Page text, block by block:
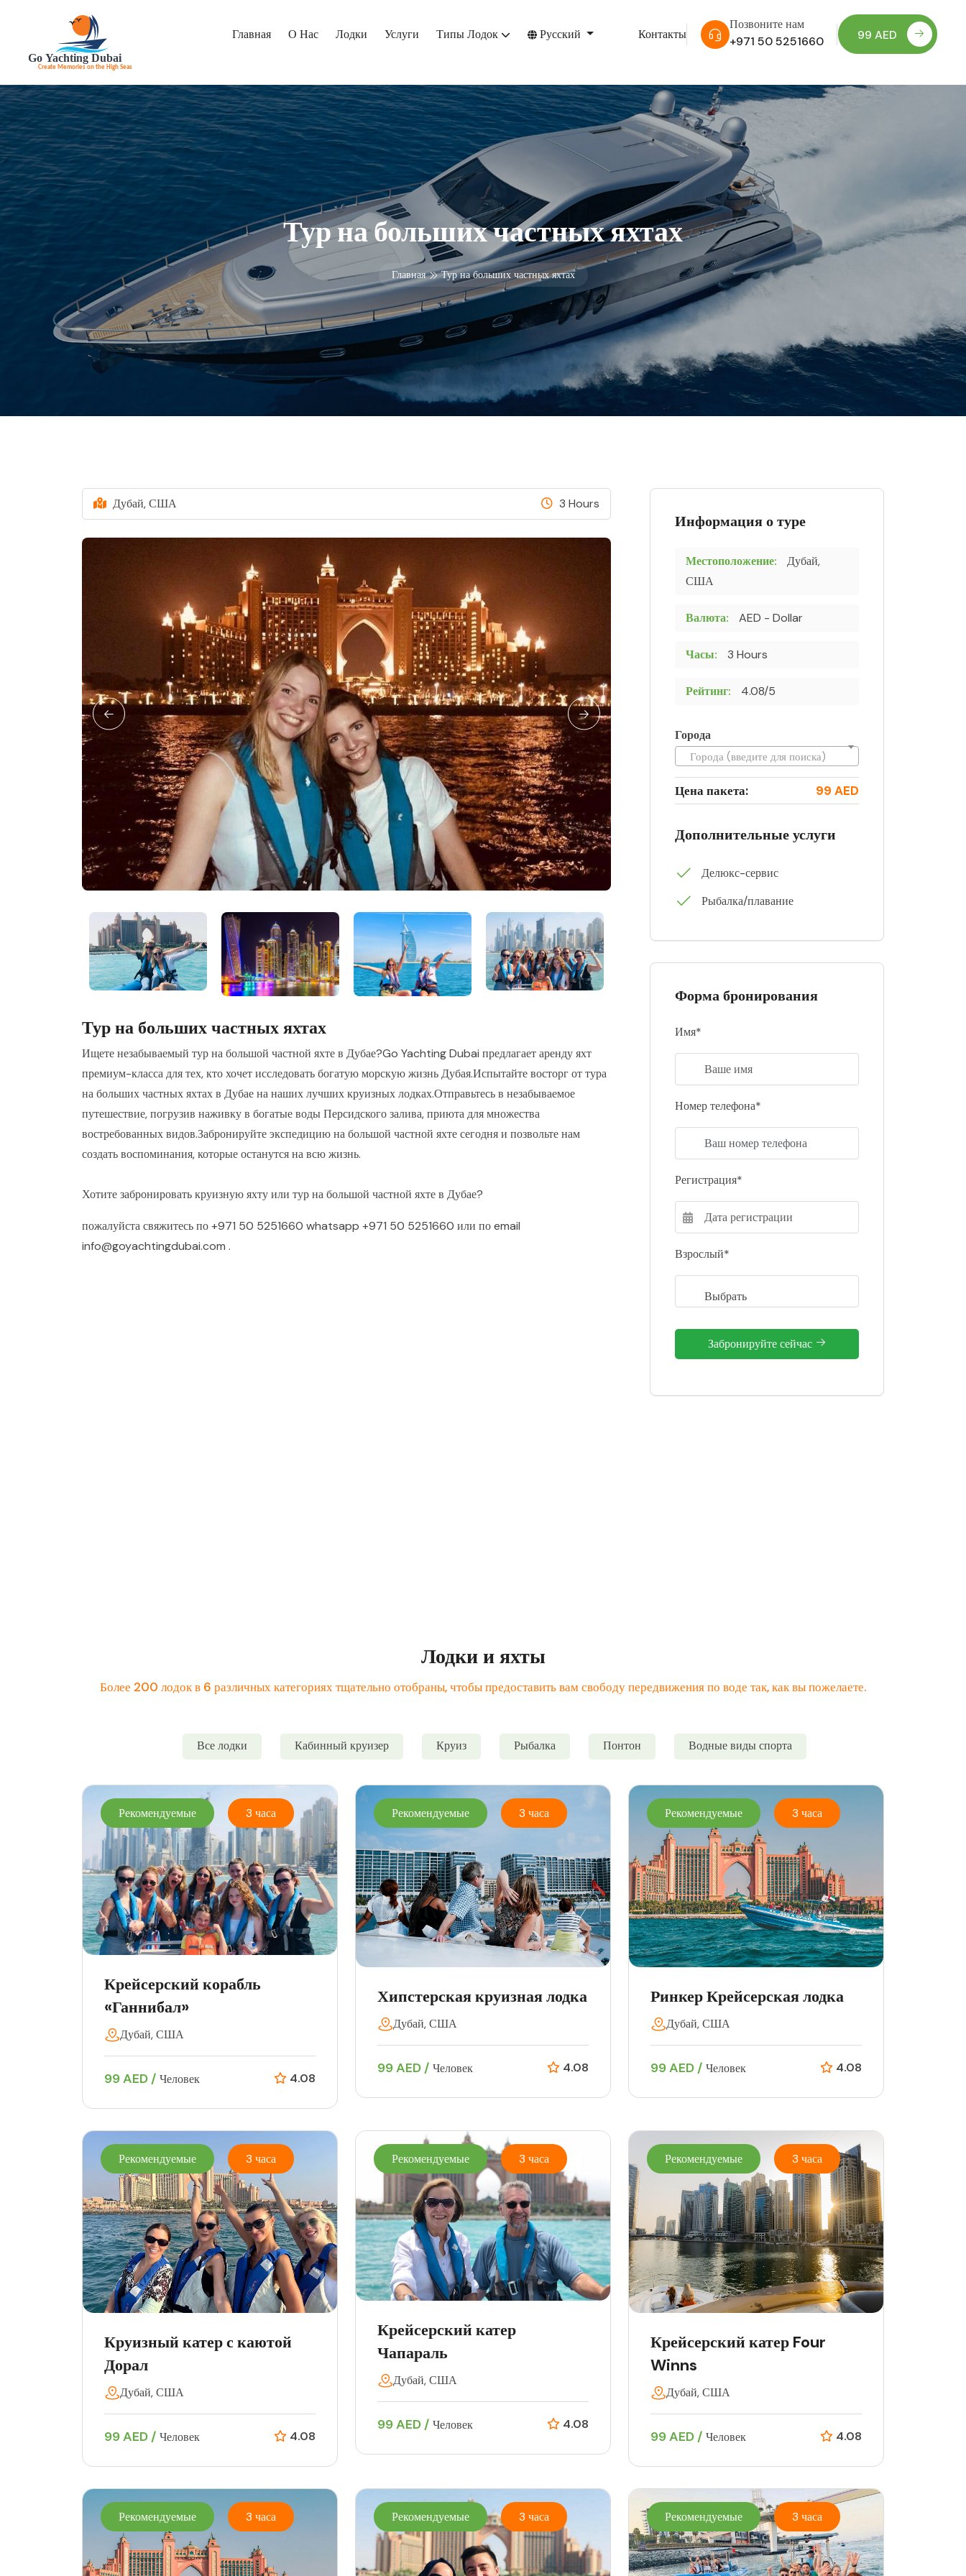
Главная О Нас Лодки Услуги Типы Лодок Русский Контакты
Позвоните нам
+971 50 5251660
99 AED
Тур на больших частных яхтах
Главная Тур на больших частных яхтах
Дубай, США 3 Hours
Тур на больших частных яхтах
Ищете незабываемый тур на большой частной яхте в Дубае?Go Yachting Dubai предлагает аренду яхт
премиум-класса для тех, кто хочет исследовать богатую морскую жизнь Дубая.Испытайте восторг от тура
на больших частных яхтах в Дубае на наших лучших круизных лодках.Отправьтесь в незабываемое
путешествие, погрузив наживку в богатые воды Персидского залива, приюта для множества
востребованных видов.Забронируйте экспедицию на большой частной яхте сегодня и позвольте нам
создать воспоминания, которые останутся на всю жизнь.
Хотите забронировать круизную яхту или тур на большой частной яхте в Дубае?
пожалуйста свяжитесь по+971 50 5251660 whatsapp +971 50 5251660 или по email
info@goyachtingdubai.com .
Информация о туре
Местоположение:
Дубай,
США
Валюта: AED - Dollar
Часы: 3 Hours
Рейтинг: 4.08/5
Города
Города (введите для поиска)
Цена пакета: 99 AED
Дополнительные услуги
Делюкс-сервис
Рыбалка/плавание
Форма бронирования
Имя*
Номер телефона*
Регистрация*
Взрослый*
Забронируйте сейчас
Лодки и яхты
Более 200 лодок в 6 различных категориях тщательно отобраны, чтобы предоставить вам свободу передвижения по воде так, как вы пожелаете.
Все лодки Кабинный круизер Круиз Рыбалка Понтон Водные виды спорта
Рекомендуемые 3 часа
Крейсерский корабль
«Ганнибал»
Дубай, США
99 AED / Человек 4.08
Рекомендуемые 3 часа
Хипстерская круизная лодка
Дубай, США
99 AED / Человек 4.08
Рекомендуемые 3 часа
Ринкер Крейсерская лодка
Дубай, США
99 AED / Человек 4.08
Рекомендуемые 3 часа
Круизный катер с каютой
Дорал
Дубай, США
99 AED / Человек 4.08
Рекомендуемые 3 часа
Крейсерский катер
Чапараль
Дубай, США
99 AED / Человек 4.08
Рекомендуемые 3 часа
Крейсерский катер Four
Winns
Дубай, США
99 AED / Человек 4.08
Рекомендуемые 3 часа Рекомендуемые 3 часа Рекомендуемые 3 часа